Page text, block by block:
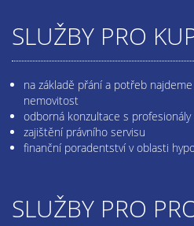
SLUŽBY PRO
na základě přání a potřeb
nemovitost
odborná konzultace s profesionály
zajištění právního servisu
finanční poradentství v oblasti
SLUŽBY PRO